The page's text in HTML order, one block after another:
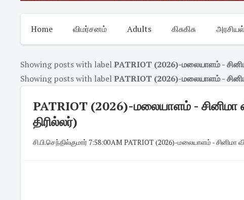
Home விமர்சனம் Adults கிசுகிசு அரசியல்
Showing posts with labelPATRIOT (2026)-மலையாளம் -
Showing posts with labelPATRIOT (2026)-மலையாளம் -
PATRIOT (2026)-மலையாளம் -
திரில்லர்)
சி.பி.செந்தில்குமார் 7:58:00 AM ·PATRIOT (2026)-மலையாளம் -